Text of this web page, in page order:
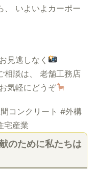
、 いよいよカーポー
見逃しなく
相談は、 老舗工務店
気軽にどうぞ
コンクリート #外構
宅産業
のために私たちは